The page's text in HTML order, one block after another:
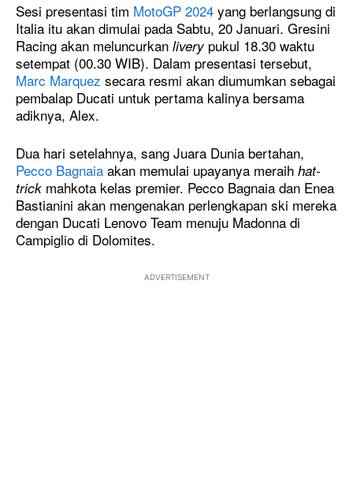
Sesi presentasi tim MotoGP 2024 yang berlangsung di
Italia itu akan dimulai pada Sabtu, 20 Januari. Gresini
Racing akan meluncurkan livery pukul 18.30 waktu
setempat (00.30 WIB). Dalam presentasi tersebut,
Marc Marquez secara resmi akan diumumkan sebagai
pembalap Ducati untuk pertama kalinya bersama
adiknya, Alex.
Dua hari setelahnya, sang Juara Dunia bertahan,
Pecco Bagnaia akan memulai upayanya meraih hat-
trick mahkota kelas premier. Pecco Bagnaia dan Enea
Bastianini akan mengenakan perlengkapan ski mereka
dengan Ducati Lenovo Team menuju Madonna di
Campiglio di Dolomites.
ADVERTISEMENT